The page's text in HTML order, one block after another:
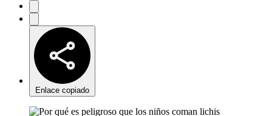
Enlace copiado